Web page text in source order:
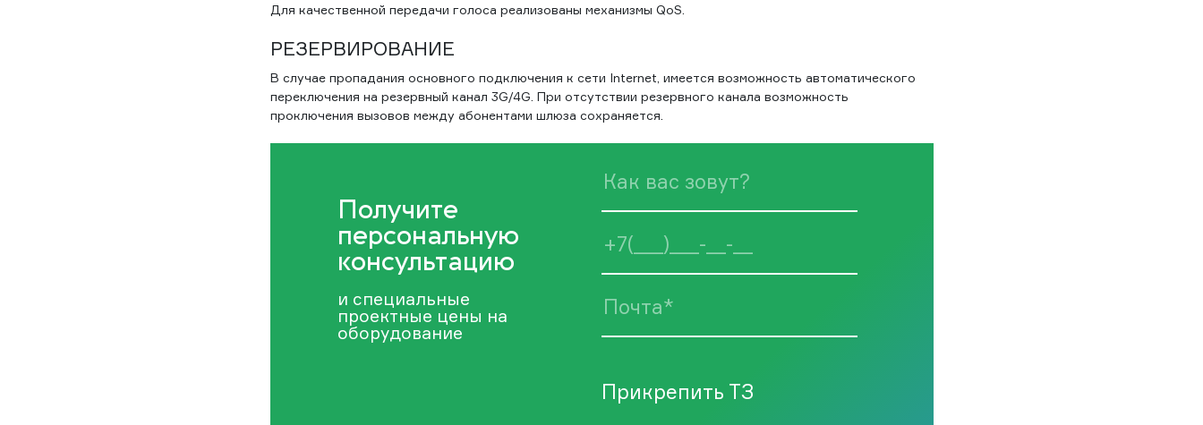
Для качественной передачи голоса реализованы механизмы QoS.
РЕЗЕРВИРОВАНИЕ
В случае пропадания основного подключения к сети Internet, имеется возможность автоматического
переключения на резервный канал 3G/4G. При отсутствии резервного канала возможность
проключения вызовов между абонентами шлюза сохраняется.
Получите
персональную
консультацию
и специальные
проектные цены на
оборудование
Прикрепить ТЗ